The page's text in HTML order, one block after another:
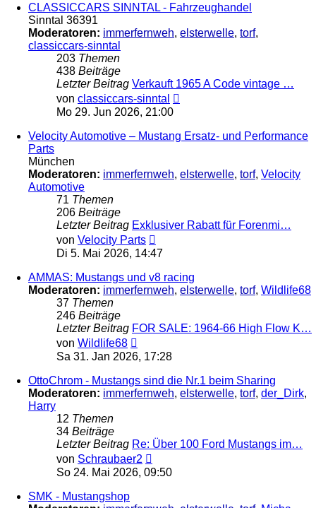
CLASSICCARS SINNTAL - Fahrzeughandel
Sinntal 36391
Moderatoren: immerfernweh, elsterwelle, torf,
classiccars-sinntal
203 Themen
438 Beiträge
Letzter Beitrag Verkauft 1965 A Code vintage …
von classiccars-sinntal
Mo 29. Jun 2026, 21:00
Velocity Automotive – Mustang Ersatz- und Performance
Parts
München
Moderatoren: immerfernweh, elsterwelle, torf, Velocity
Automotive
71 Themen
206 Beiträge
Letzter Beitrag Exklusiver Rabatt für Forenmi…
von Velocity Parts
Beitrag
Di 5. Mai 2026, 14:47
AMMAS: Mustangs und v8 racing
Moderatoren: immerfernweh, elsterwelle, torf, Wildlife68
37 Themen
246 Beiträge
Letzter Beitrag FOR SALE: 1964-66 High Flow K…
von Wildlife68
Beitrag
Sa 31. Jan 2026, 17:28
OttoChrom - Mustangs sind die Nr.1 beim Sharing
Moderatoren: immerfernweh, elsterwelle, torf, der_Dirk,
Harry
12 Themen
34 Beiträge
Letzter Beitrag Re: Über 100 Ford Mustangs im…
von Schraubaer2
Beitrag
So 24. Mai 2026, 09:50
SMK - Mustangshop